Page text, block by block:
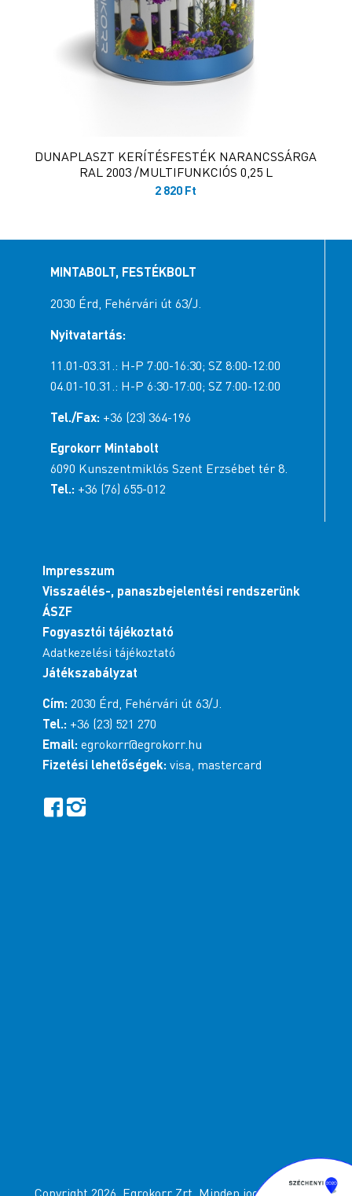
DUNAPLASZT KERÍTÉSFESTÉK NARANCSSÁRGA
RAL 2003 /MULTIFUNKCIÓS 0,25 L
2 820 Ft
MINTABOLT, FESTÉKBOLT
2030 Érd, Fehérvári út 63/J.
Nyitvatartás:
11.01-03.31.: H-P 7:00-16:30; SZ 8:00-12:00
04.01-10.31.: H-P 6:30-17:00; SZ 7:00-12:00
Tel./Fax: +36 (23) 364-196
Egrokorr Mintabolt
6090 Kunszentmiklós Szent Erzsébet tér 8.
Tel.: +36 (76) 655-012
Impresszum
Visszaélés-, panaszbejelentési rendszerünk
ÁSZF
Fogyasztói tájékoztató
Adatkezelési tájékoztató
Játékszabályzat
Cím: 2030 Érd, Fehérvári út 63/J.
Tel.: +36 (23) 521 270
Email: egrokorr@egrokorr.hu
Fizetési lehetőségek: visa, mastercard
Copyright 2026. Egrokorr Zrt. Minden jog fenttartva